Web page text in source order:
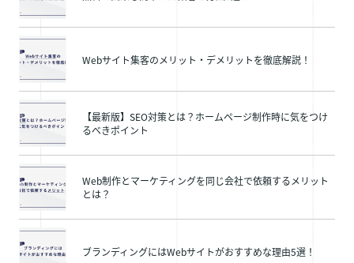
Webサイト集客のメリット・デメリットを徹底解説！
【最新版】SEO対策とは？ホームページ制作時に気をつけ
るべきポイント
Web制作とマーケティングを同じ会社で依頼するメリット
とは？
ブランディングにはWebサイトがおすすめな理由5選！